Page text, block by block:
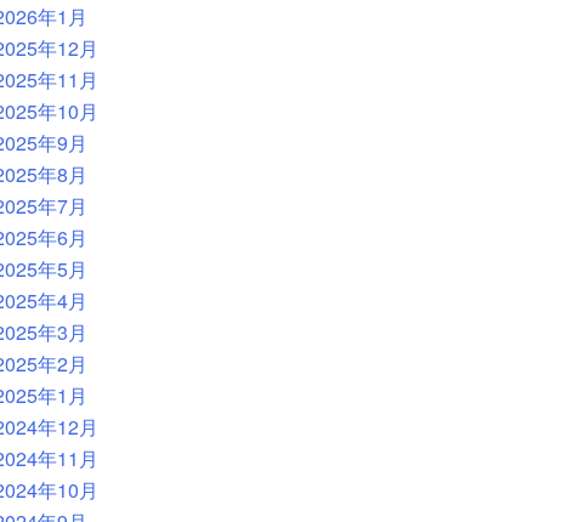
年1月
年12月
年11月
年10月
年9月
年8月
年7月
年6月
年5月
年4月
年3月
年2月
年1月
年12月
年11月
年10月